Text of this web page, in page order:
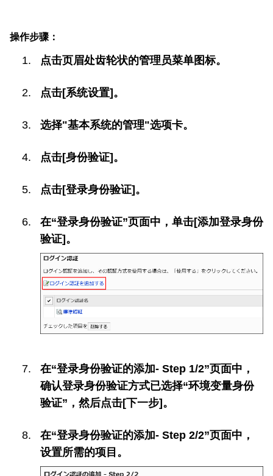
操作步骤：
点击页眉处齿轮状的管理员菜单图标。
点击[系统设置]。
选择"基本系统的管理"选项卡。
点击[身份验证]。
点击[登录身份验证]。
在“登录身份验证”页面中，单击[添加登录身份
验证]。
在“登录身份验证的添加- Step 1/2”页面中，
确认登录身份验证方式已选择“环境变量身份
验证”，然后点击[下一步]。
在“登录身份验证的添加- Step 2/2”页面中，
设置所需的项目。